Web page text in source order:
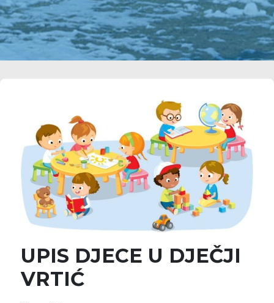
UPIS DJECE U DJEČJI
VRTIĆ